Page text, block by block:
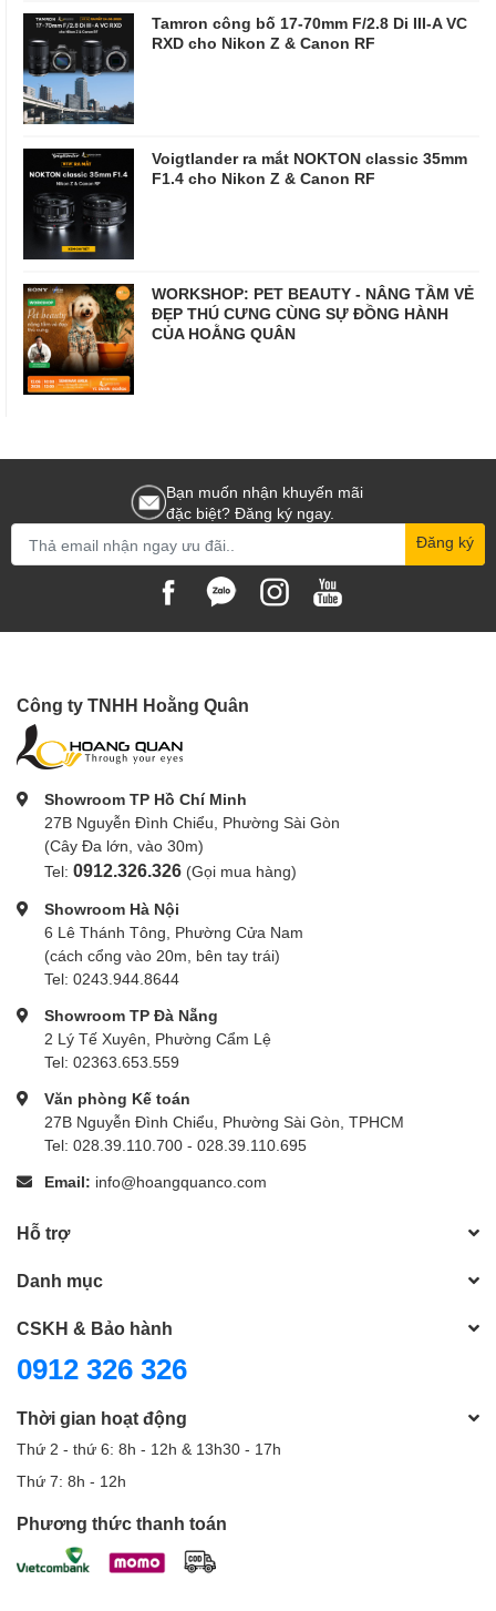
Tamron công bố 17-70mm F/2.8 Di III-A VC
RXD cho Nikon Z & Canon RF
Voigtlander ra mắt NOKTON classic 35mm
F1.4 cho Nikon Z & Canon RF
WORKSHOP: PET BEAUTY - NÂNG TẦM VẺ
ĐẸP THÚ CƯNG CÙNG SỰ ĐỒNG HÀNH
CỦA HOẰNG QUÂN
Bạn muốn nhận khuyến mãi
đặc biệt? Đăng ký ngay.
Đăng ký
Công ty TNHH Hoằng Quân
Showroom TP Hồ Chí Minh
27B Nguyễn Đình Chiểu, Phường Sài Gòn
(Cây Đa lớn, vào 30m)
Tel: 0912.326.326 (Gọi mua hàng)
Showroom Hà Nội
6 Lê Thánh Tông, Phường Cửa Nam
(cách cổng vào 20m, bên tay trái)
Tel: 0243.944.8644
Showroom TP Đà Nẵng
2 Lý Tế Xuyên, Phường Cẩm Lệ
Tel: 02363.653.559
Văn phòng Kế toán
27B Nguyễn Đình Chiểu, Phường Sài Gòn, TPHCM
Tel: 028.39.110.700 - 028.39.110.695
Email: info@hoangquanco.com
Hỗ trợ
Danh mục
CSKH & Bảo hành
0912 326 326
Thời gian hoạt động
Thứ 2 - thứ 6: 8h - 12h & 13h30 - 17h
Thứ 7: 8h - 12h
Phương thức thanh toán